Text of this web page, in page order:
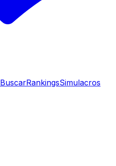
BuscarRankingsSimulacros